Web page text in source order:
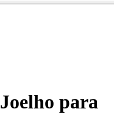
Joelho para